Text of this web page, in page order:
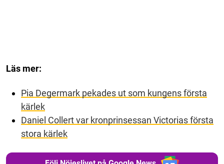
Läs mer:
Pia Degermark pekades ut som kungens första
kärlek
Daniel Collert var kronprinsessan Victorias första
stora kärlek